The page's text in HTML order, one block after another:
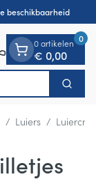
beschikbaarheid
Zoek
0 artikelen
€ 0,00
0
/ Luiers /